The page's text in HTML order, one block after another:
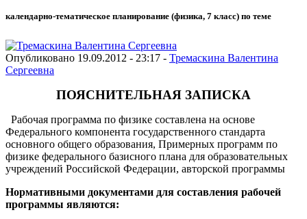
календарно-тематическое планирование (физика, 7 класс) по теме
Опубликовано 19.09.2012 - 23:17 - Тремаскина Валентина
Сергеевна
ПОЯСНИТЕЛЬНАЯ ЗАПИСКА
Рабочая программа по физике составлена на основе
Федерального компонента государственного стандарта
основного общего образования, Примерных программ по
физике федерального базисного плана для образовательных
учреждений Российской Федерации, авторской программы
Нормативными документами для составления рабочей
программы являются: